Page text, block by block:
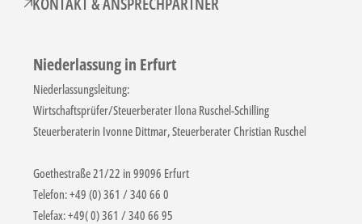
Niederlassung in Erfurt
Niederlassungsleitung:
Wirtschaftsprüfer/Steuerberater Ilona Ruschel-Schilling
Steuerberaterin Ivonne Dittmar, Steuerberater Christian Ruschel
Goethestraße 21/22 in 99096 Erfurt
Telefon: +49 (0) 361 / 340 66 0
Telefax: +49( 0) 361 / 340 66 95